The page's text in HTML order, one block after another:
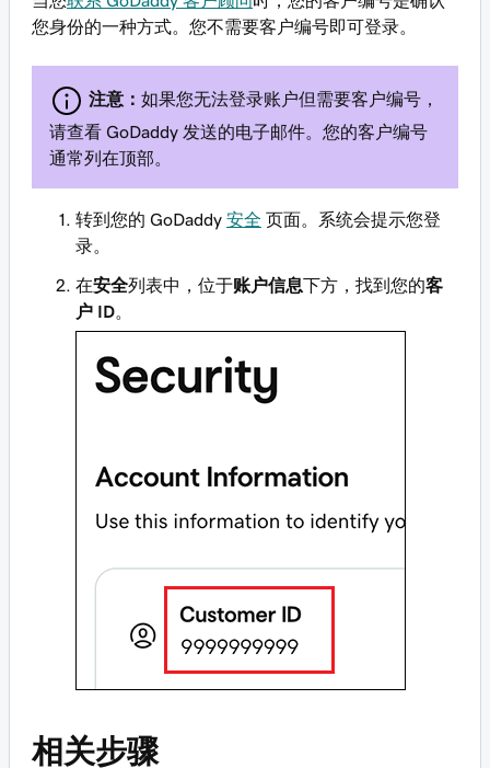
您身份的一种方式。您不需要客户编号即可登录。
注意： 如果您无法登录账户但​​需要客户编号，
请查看 GoDaddy 发送的电子邮件。您的客户编号
通常列在顶部。
转到您的 GoDaddy 安全 页面。系统会提示您登
录。
在安全列表中，位于账户信息下方，找到您的客
户 ID
相关步骤